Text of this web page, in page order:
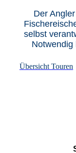
Der
selbst
Notwendig
Übersicht Touren